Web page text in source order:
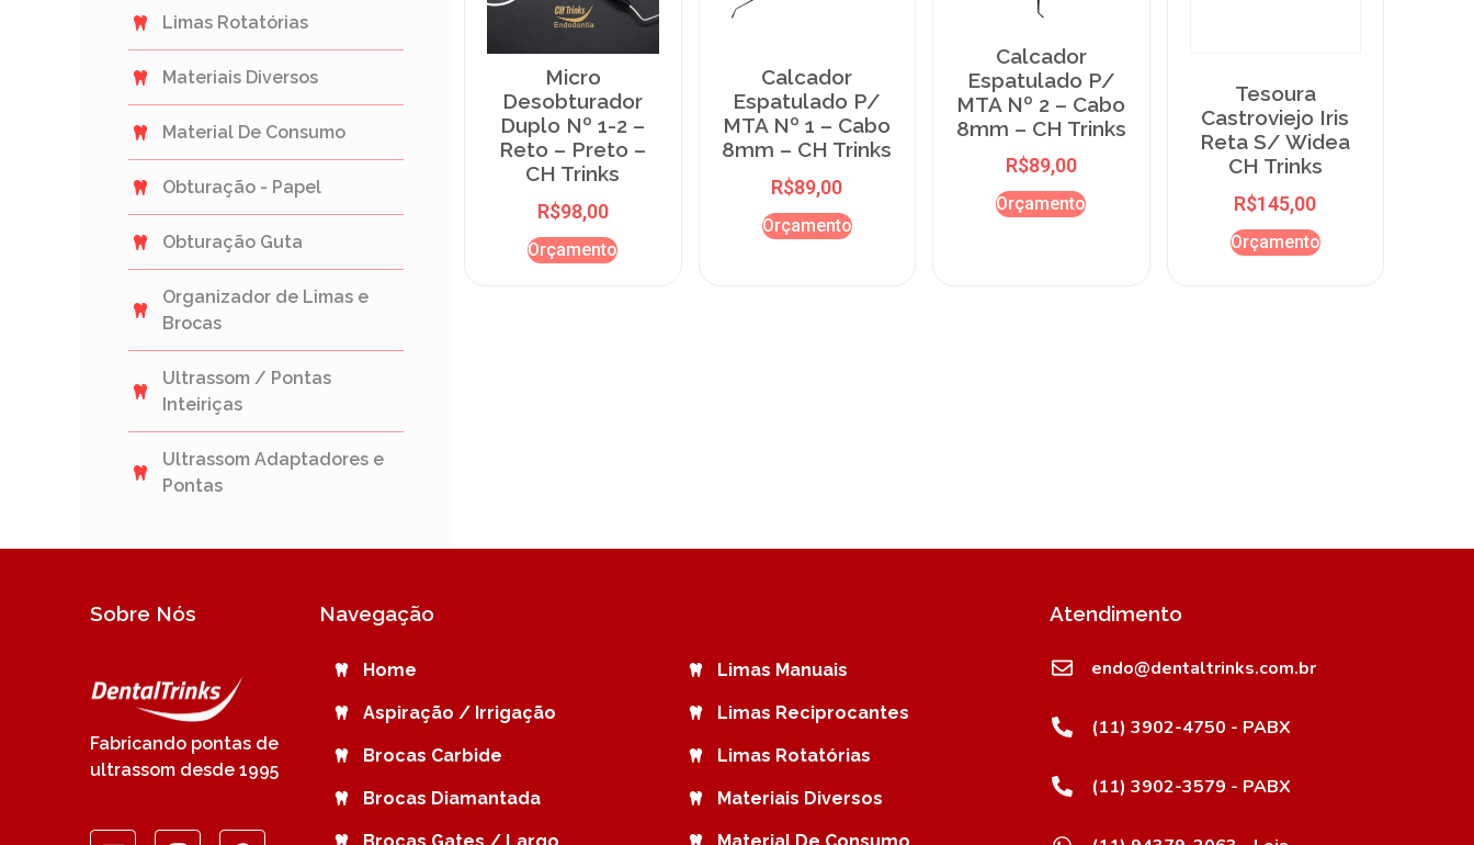
Limas Rotatórias
Materiais Diversos
Material De Consumo
Obturação - Papel
Obturação Guta
Organizador de Limas e
Brocas
Ultrassom / Pontas
Inteiriças
Ultrassom Adaptadores e
Pontas
Micro
Desobturador
Duplo Nº 1-2 –
Reto – Preto –
CH Trinks
R$98,00
Orçamento
Calcador
Espatulado P/
MTA Nº 1 – Cabo
8mm – CH Trinks
R$89,00
Orçamento
Calcador
Espatulado P/
MTA Nº 2 – Cabo
8mm – CH Trinks
R$89,00
Orçamento
Tesoura
Castroviejo Iris
Reta S/ Widea
CH Trinks
R$145,00
Orçamento
Sobre Nós
Fabricando pontas de
ultrassom desde 1995
Navegação
Home
Aspiração / Irrigação
Brocas Carbide
Brocas Diamantada
Limas Manuais
Limas Reciprocantes
Limas Rotatórias
Materiais Diversos
Atendimento
endo@dentaltrinks.com.br
(11) 3902-4750 - PABX
(11) 3902-3579 - PABX